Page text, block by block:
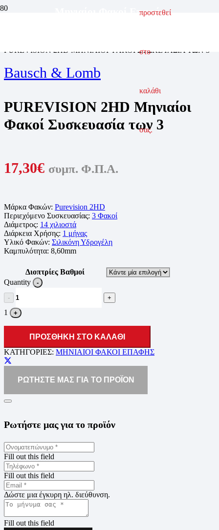
προστεθεί
στο
καλάθι
σας.
Μηνιαίοι Φακοί Επαφής
PUREVISION 2HD ΜΗΝΙΑΙΟΙ ΦΑΚΟΙ ΣΥΣΚΕΥΑΣΙΑ ΤΩΝ 3
Bausch & Lomb
PUREVISION 2HD Μηνιαίοι
Φακοί Συσκευασία των 3
17,30€ συμπ. Φ.Π.Α.
Μάρκα Φακών: Purevision 2HD
Περιεχόμενο Συσκευασίας: 3 Φακοί
Διάμετρος: 14 χιλιοστά
Διάρκεια Χρήσης: 1 μήνας
Υλικό Φακών: Σιλικόνη Υδρογέλη
Καμπυλότητα: 8,60mm
Διοπτρίες Βαθμοί
Quantity
-
1 +
ΠΡΟΣΘΗΚΗ ΣΤΟ ΚΑΛΑΘΙ
ΚΑΤΗΓΟΡΙΕΣ: ΜΗΝΙΑΙΟΙ ΦΑΚΟΙ ΕΠΑΦΗΣ
ΡΩΤΗΣΤΕ ΜΑΣ ΓΙΑ ΤΟ ΠΡΟΪΟΝ
Ρωτήστε μας για το προϊόν
Fill out this field
Fill out this field
Δώστε μια έγκυρη ηλ. διεύθυνση.
Fill out this field